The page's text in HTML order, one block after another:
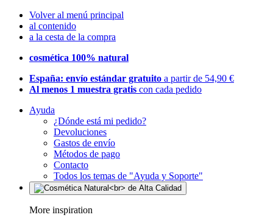
Volver al menú principal
al contenido
a la cesta de la compra
cosmética 100% natural
España: envío estándar gratuito a partir de 54,90 €
Al menos 1 muestra gratis con cada pedido
Ayuda
¿Dónde está mi pedido?
Devoluciones
Gastos de envío
Métodos de pago
Contacto
Todos los temas de "Ayuda y Soporte"
More inspiration